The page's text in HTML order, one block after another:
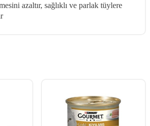
azaltır, sağlıklı ve parlak tüylere